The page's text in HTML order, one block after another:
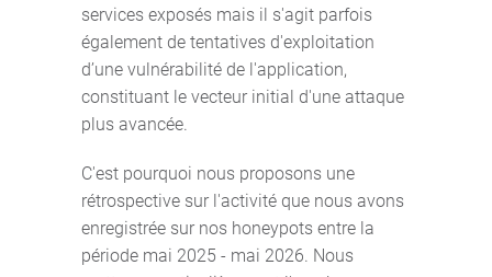
services exposés mais il s'agit parfois
également de tentatives d'exploitation
d’une vulnérabilité de l'application,
constituant le vecteur initial d'une attaque
plus avancée.
C'est pourquoi nous proposons une
rétrospective sur l'activité que nous avons
enregistrée sur nos honeypots entre la
période mai 2025 - mai 2026. Nous